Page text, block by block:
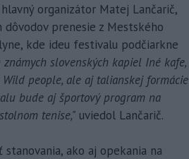
organizátor Matej Lančarič,
prenesie z Mestského
kde ideu festivalu podčiarkne
slovenských kapiel Iné kafe,
Wild people, ale aj talianskej formácie
bude aj športový program na
tenise," uviedol Lančarič.
ako aj opekania na